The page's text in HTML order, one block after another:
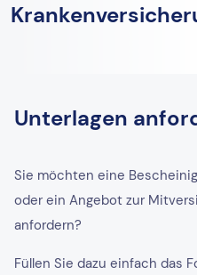
Unterlagen
Sie möchten eine
oder ein Angebot zur
anfordern?
Füllen Sie dazu einfach das